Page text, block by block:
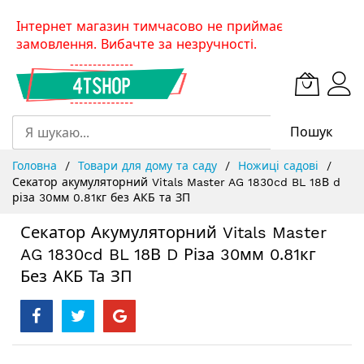
SkipІнтернет магазин тимчасово не приймає
замовлення. Вибачте за незручності.
Пошук
Головна Товари для дому та саду
Ножиці садові
Секатор акумуляторний Vitals Master AG 1830cd BL 18В d
різа 30мм 0.81кг без АКБ та ЗП
Секатор Акумуляторний Vitals Master
AG 1830cd BL 18В D Різа 30мм 0.81кг
Без АКБ Та ЗП